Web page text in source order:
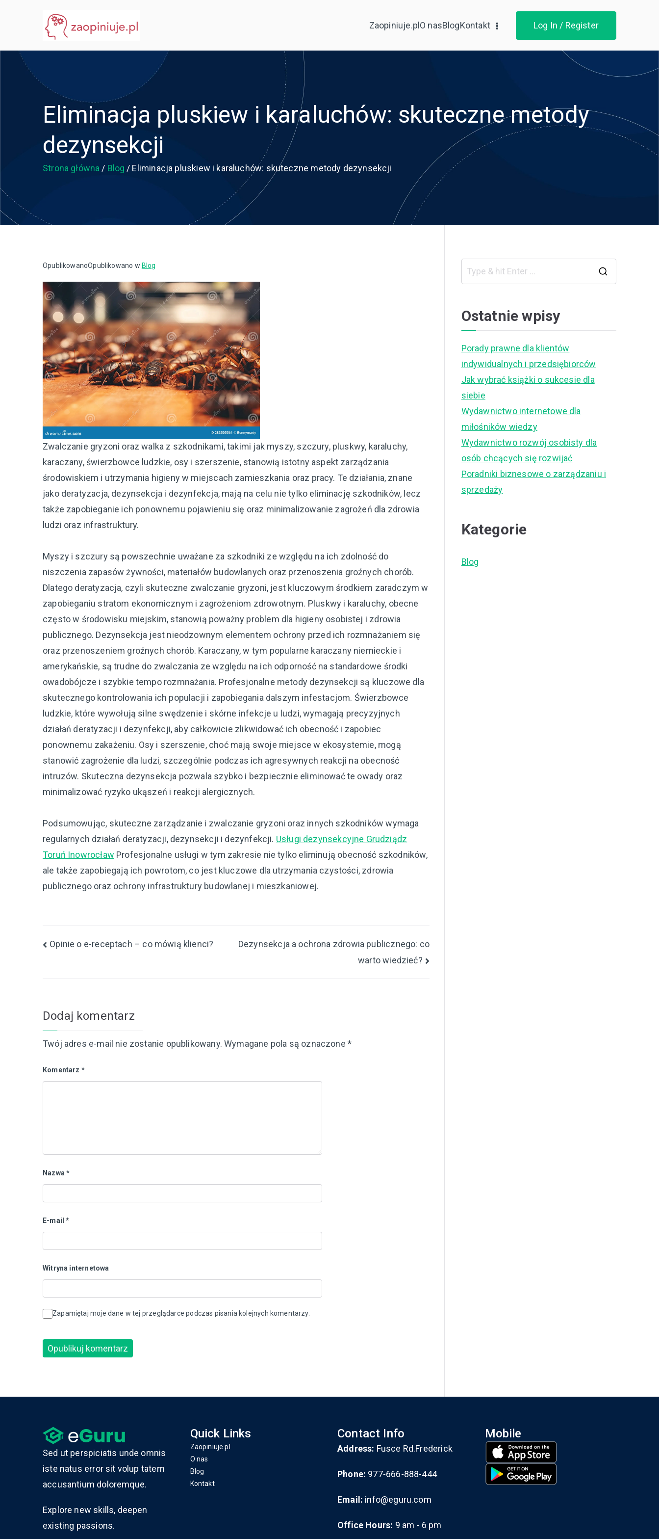
Zaopiniuje.plO nasBlogKontakt Log In / Register
Eliminacja pluskiew i karaluchów: skuteczne metody
dezynsekcji
Strona główna Blog Eliminacja pluskiew i karaluchów: skuteczne metody dezynsekcji
OpublikowanoOpublikowano w Blog
Zwalczanie gryzoni oraz walka z szkodnikami, takimi jak myszy, szczury, pluskwy, karaluchy,
karaczany, świerzbowce ludzkie, osy i szerszenie, stanowią istotny aspekt zarządzania
środowiskiem i utrzymania higieny w miejscach zamieszkania oraz pracy. Te działania, znane
jako deratyzacja, dezynsekcja i dezynfekcja, mają na celu nie tylko eliminację szkodników, lecz
także zapobieganie ich ponownemu pojawieniu się oraz minimalizowanie zagrożeń dla zdrowia
ludzi oraz infrastruktury.
Myszy i szczury są powszechnie uważane za szkodniki ze względu na ich zdolność do
niszczenia zapasów żywności, materiałów budowlanych oraz przenoszenia groźnych chorób.
Dlatego deratyzacja, czyli skuteczne zwalczanie gryzoni, jest kluczowym środkiem zaradczym w
zapobieganiu stratom ekonomicznym i zagrożeniom zdrowotnym. Pluskwy i karaluchy, obecne
często w środowisku miejskim, stanowią poważny problem dla higieny osobistej i zdrowia
publicznego. Dezynsekcja jest nieodzownym elementem ochrony przed ich rozmnażaniem się
oraz przenoszeniem groźnych chorób. Karaczany, w tym popularne karaczany niemieckie i
amerykańskie, są trudne do zwalczania ze względu na ich odporność na standardowe środki
owadobójcze i szybkie tempo rozmnażania. Profesjonalne metody dezynsekcji są kluczowe dla
skutecznego kontrolowania ich populacji i zapobiegania dalszym infestacjom. Świerzbowce
ludzkie, które wywołują silne swędzenie i skórne infekcje u ludzi, wymagają precyzyjnych
działań deratyzacji i dezynfekcji, aby całkowicie zlikwidować ich obecność i zapobiec
ponownemu zakażeniu. Osy i szerszenie, choć mają swoje miejsce w ekosystemie, mogą
stanowić zagrożenie dla ludzi, szczególnie podczas ich agresywnych reakcji na obecność
intruzów. Skuteczna dezynsekcja pozwala szybko i bezpiecznie eliminować te owady oraz
minimalizować ryzyko ukąszeń i reakcji alergicznych.
Podsumowując, skuteczne zarządzanie i zwalczanie gryzoni oraz innych szkodników wymaga
regularnych działań deratyzacji, dezynsekcji i dezynfekcji. Usługi dezynsekcyjne Grudziądz
Toruń Inowrocław Profesjonalne usługi w tym zakresie nie tylko eliminują obecność szkodników,
ale także zapobiegają ich powrotom, co jest kluczowe dla utrzymania czystości, zdrowia
publicznego oraz ochrony infrastruktury budowlanej i mieszkaniowej.
Nawigacja
Opinie o e-receptach – co mówią klienci?
Dezynsekcja a ochrona zdrowia publicznego: co
warto wiedzieć?
Dodaj komentarz
Twój adres e-mail nie zostanie opublikowany. Wymagane pola są oznaczone *
Komentarz *
Nazwa*
E-mail*
Witryna internetowa
Zapamiętaj moje dane w tej przeglądarce podczas pisania kolejnych komentarzy.
Ostatnie wpisy
Porady prawne dla klientów
indywidualnych i przedsiębiorców
Jak wybrać książki o sukcesie dla
siebie
Wydawnictwo internetowe dla
miłośników wiedzy
Wydawnictwo rozwój osobisty dla
osób chcących się rozwijać
Poradniki biznesowe o zarządzaniu i
sprzedaży
Kategorie
Blog
Sed ut perspiciatis unde omnis
iste natus error sit volup tatem
accusantium doloremque.
Explore new skills, deepen
existing passions.
Quick Links
Zaopiniuje.pl
O nas
Blog
Kontakt
Contact Info
Address: Fusce Rd.Frederick
Phone: 977-666-888-444
Email: info@eguru.com
Office Hours: 9 am - 6 pm
Mobile